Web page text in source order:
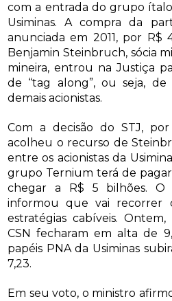
com a entrada do grupo
Usiminas. A compra da
anunciada em 2011, por R$
Benjamin Steinbruch, sócia
mineira, entrou na Justiça
de “tag along”, ou seja,
demais acionistas.
Com a decisão do STJ,
acolheu o recurso de
entre os acionistas da
grupo Ternium terá de
chegar a R$ 5 bilhões. O
informou que vai recorrer
estratégias cabíveis.
CSN fecharam em alta de
papéis PNA da Usiminas
7,23.
Em seu voto, o ministro